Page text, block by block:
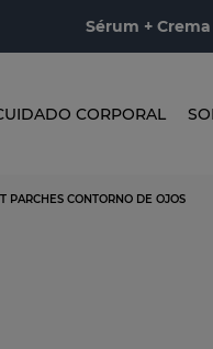
Sérum +
CORPORAL
PARCHES CONTORNO DE OJOS